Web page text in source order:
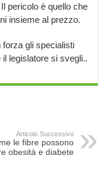
pericolo è quello che
insieme al prezzo.
forza gli specialisti
il legislatore si svegli..
Articolo Successivo
le fibre possono
obesità e diabete